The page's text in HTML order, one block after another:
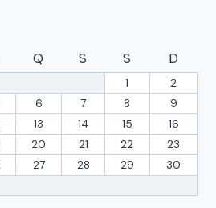
Q S S D
1
2
6 7 8
9
13 14 15
16
20 21 22
23
27 28 29
30